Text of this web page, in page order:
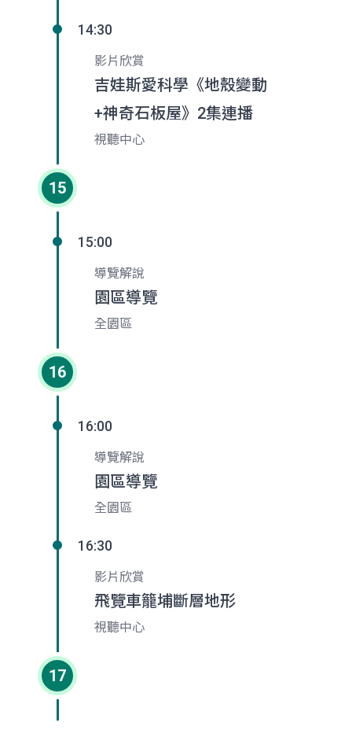
14:30
影片欣賞
吉娃斯愛科學《地殼變動
+神奇石板屋》2集連播
視聽中心
15
15:00
導覽解說
園區導覽
全園區
16
16:00
導覽解說
園區導覽
全園區
16:30
影片欣賞
飛覽車籠埔斷層地形
視聽中心
17